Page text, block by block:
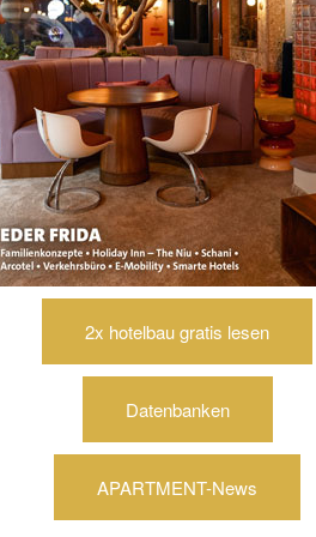
2x hotelbau gratis lesen
Datenbanken
APARTMENT-News